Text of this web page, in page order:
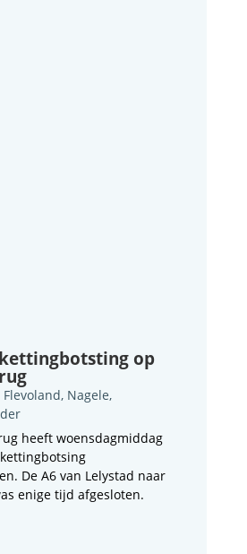
op
Flevoland, Nagele,
heeft woensdagmiddag
De A6 van Lelystad naar
enige tijd afgesloten.